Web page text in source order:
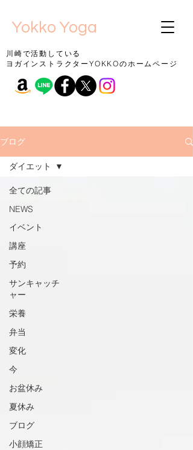
Yokko Yoga
川崎で活動している
ヨガインストラクターYOKKOのホームページ
ブログ
全ての記事
NEWS
イベント
講座
予約
サンキャッチ
ャー
栄養
弁当
変化
今
お盆休み
夏休み
ブログ
小顔矯正
ダイエット